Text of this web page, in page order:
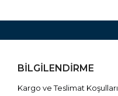
BİLGİLENDİRME
Kargo ve Teslimat Koşulları